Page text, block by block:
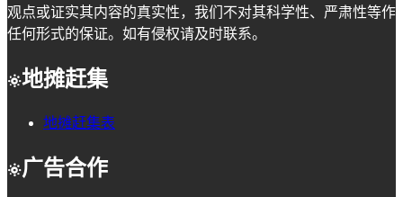
观点或证实其内容的真实性，我们不对其科学性、严肃性等作
任何形式的保证。如有侵权请及时联系。
地摊赶集
地摊赶集表
广告合作